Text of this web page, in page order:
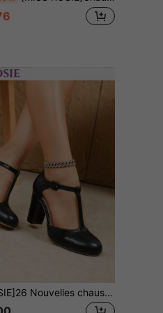
[MISS ROSIE]26 Nouvelles chaussures pour femmes printemps/été élégantes à la mode à bride en T, bride unique, bride croisée, bout rond, tige basse, talon épais, décoration nœud, talon ultra haut, chaussures Mary Jane à boucle faciles à porter, convenant pour fête/mariage/Noël/trajet professionnel/noir, abricot, beige, rouge, bordeaux, violet, vert, bleu, or, talons hauts/chaussures confortables pour femmes/étiquette professionnelle/vacances en plein air/étudiantes, velours, cuir premium, diamant